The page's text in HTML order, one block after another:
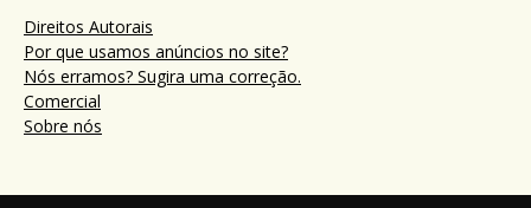
Direitos Autorais
Por que usamos anúncios no site?
Nós erramos? Sugira uma correção.
Comercial
Sobre nós